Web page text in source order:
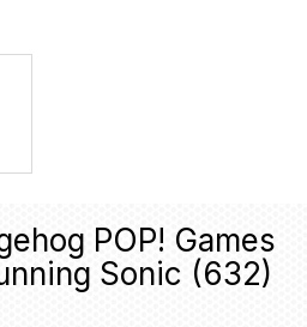
POP! Games
Sonic (632)